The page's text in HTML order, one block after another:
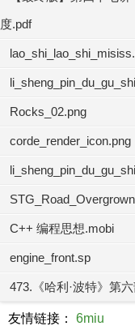
度.pdf
Rocks_02.png
corde_render_icon.png
C++ 编程思想.mobi
engine_front.sp
473.《哈利·波特》第
友情链接： 6miu